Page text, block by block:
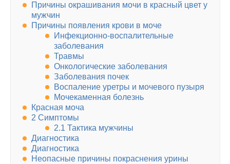
Причины окрашивания мочи в красный цвет у
мужчин
Причины появления крови в моче
Инфекционно-воспалительные
заболевания
Травмы
Онкологические заболевания
Заболевания почек
Воспаление уретры и мочевого пузыря
Мочекаменная болезнь
Красная моча
2 Симптомы
2.1 Тактика мужчины
Диагностика
Диагностика
Неопасные причины покраснения урины